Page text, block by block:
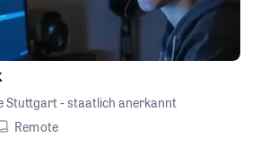
Stuttgart - staatlich anerkannt
Remote